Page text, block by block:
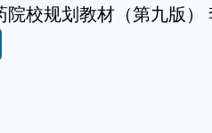
院校规划教材（第九版）